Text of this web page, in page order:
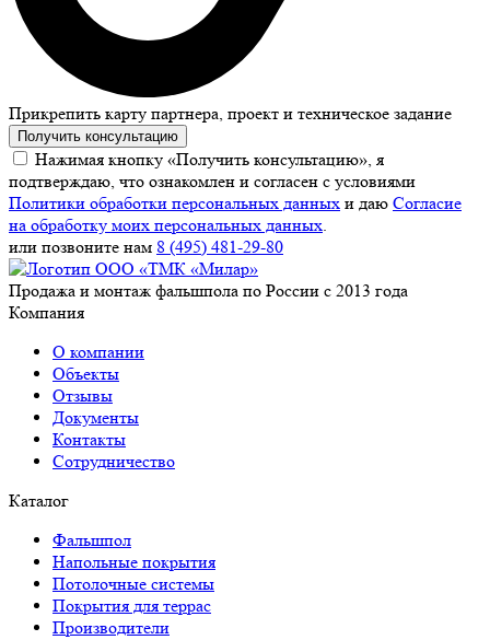
Прикрепить карту партнера, проект и техническое задание
Получить консультацию
Нажимая кнопку «Получить консультацию», я
подтверждаю, что ознакомлен и согласен с условиями
Политики обработки персональных данных и даю Согласие
на обработку моих персональных данных.
или позвоните нам 8 (495) 481-29-80
Продажа и монтаж фальшпола по России с 2013 года
Компания
О компании
Объекты
Отзывы
Документы
Контакты
Сотрудничество
Каталог
Фальшпол
Напольные покрытия
Потолочные системы
Покрытия для террас
Производители